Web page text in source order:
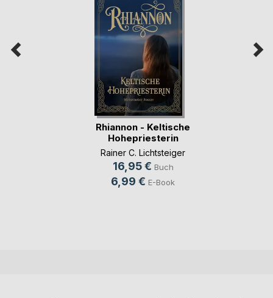
Rhiannon - Keltische
Hohepriesterin
Rainer C. Lichtsteiger
16,95 € Buch
6,99 € E-Book